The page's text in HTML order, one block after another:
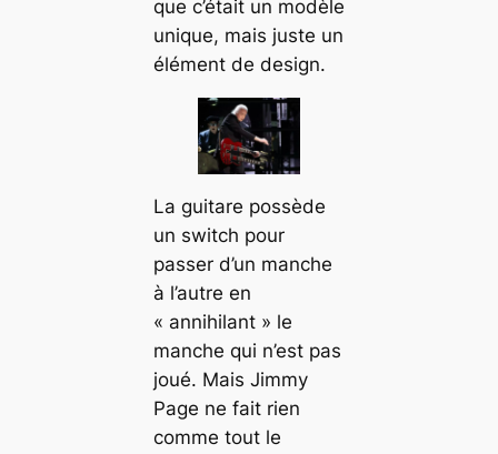
que c’était un modèle
unique, mais juste un
élément de design.
La guitare possède
un switch pour
passer d’un manche
à l’autre en
« annihilant » le
manche qui n’est pas
joué. Mais Jimmy
Page ne fait rien
comme tout le